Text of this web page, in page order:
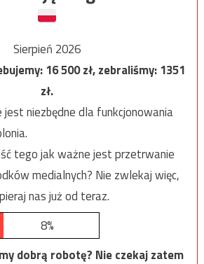
Sierpień 2026
16 500zł, zebraliśmy:1351
zł.
niezbędne dla funkcjonowania
tego jak ważne jest przetrwanie
medialnych? Nie zwlekaj więc,
nas już od teraz.
8%
dobrą robotę? Nie czekaj zatem